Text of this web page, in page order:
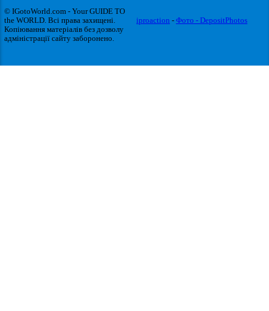
© IGotoWorld.com - Your GUIDE TO
the WORLD. Всі права захищені.
Копіювання матеріалів без дозволу
адміністрації сайту заборонено.
iproaction - Фото - DepositPhotos